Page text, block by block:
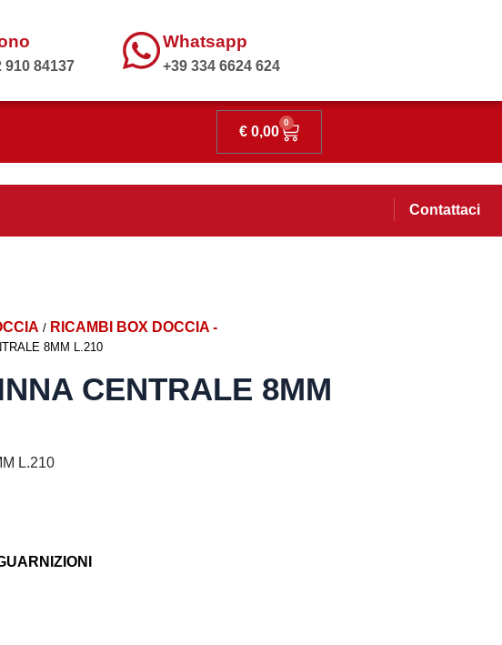
910 84137
Whatsapp
+39 334 6624 624
€ 0,00
0
Contattaci
/ RICAMBI BOX DOCCIA -
8MM L.210
CENTRALE 8MM
L.210